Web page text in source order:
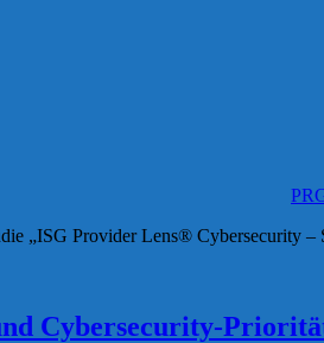
„ISG Provider Lens® Cybersecurity
Cybersecurity-